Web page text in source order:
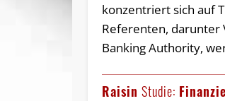
konzentriert sich auf
Referenten, darunter
Banking Authority,
Raisin Studie: